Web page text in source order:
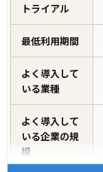
トライアル
最低利用期間
よく導入して
いる業種
よく導入して
いる企業の規
模